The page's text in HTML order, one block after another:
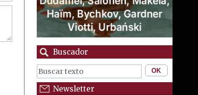
Buscador
Newsletter